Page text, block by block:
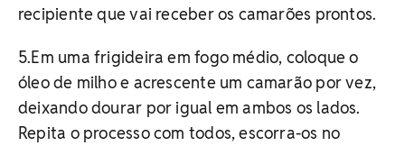
recipiente que vai receber os camarões prontos.
5.Em uma frigideira em fogo médio, coloque o
óleo de milho e acrescente um camarão por vez,
deixando dourar por igual em ambos os lados.
Repita o processo com todos, escorra-os no